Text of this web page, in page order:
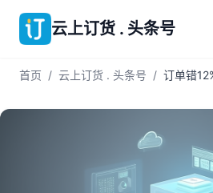
云上订货 . 头条号
首页 / 云上订货 . 头条号 / 订单错